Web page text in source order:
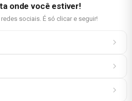
onde você estiver!
sociais. É só clicar e seguir!